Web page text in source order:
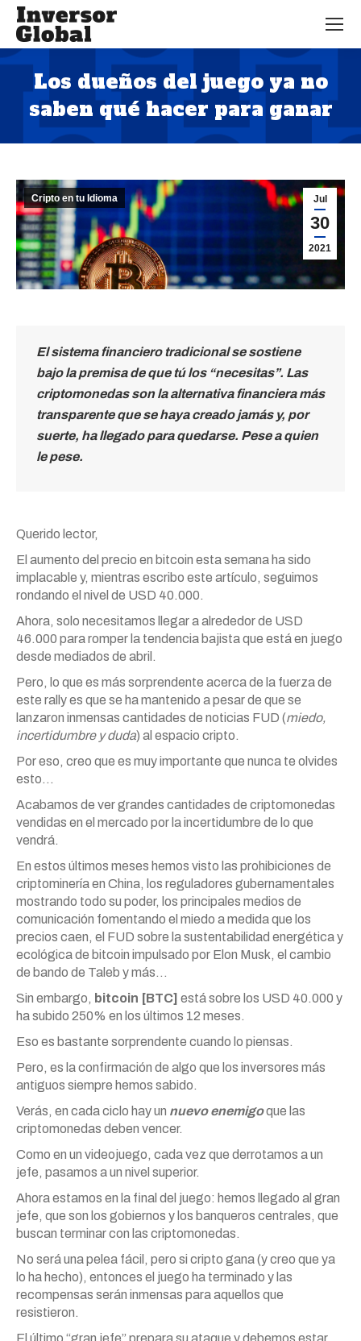
Los dueños del juego ya no
saben qué hacer para ganar
Estás aquí:
Jul
30
2021
Cripto en tu Idioma
El sistema financiero tradicional se sostiene
bajo la premisa de que tú los “necesitas”. Las
criptomonedas son la alternativa financiera más
transparente que se haya creado jamás y, por
suerte, ha llegado para quedarse. Pese a quien
le pese.
Querido lector,
El aumento del precio en bitcoin esta semana ha sido
implacable y, mientras escribo este artículo, seguimos
rondando el nivel de USD 40.000.
Ahora, solo necesitamos llegar a alrededor de USD
46.000 para romper la tendencia bajista que está en juego
desde mediados de abril.
Pero, lo que es más sorprendente acerca de la fuerza de
este rally es que se ha mantenido a pesar de que se
lanzaron inmensas cantidades de noticias FUD (miedo,
incertidumbre y duda) al espacio cripto.
Por eso, creo que es muy importante que nunca te olvides
esto…
Acabamos de ver grandes cantidades de criptomonedas
vendidas en el mercado por la incertidumbre de lo que
vendrá.
En estos últimos meses hemos visto las prohibiciones de
criptominería en China, los reguladores gubernamentales
mostrando todo su poder, los principales medios de
comunicación fomentando el miedo a medida que los
precios caen, el FUD sobre la sustentabilidad energética y
ecológica de bitcoin impulsado por Elon Musk, el cambio
de bando de Taleb y más…
Sin embargo, bitcoin [BTC] está sobre los USD 40.000 y
ha subido 250% en los últimos 12 meses.
Eso es bastante sorprendente cuando lo piensas.
Pero, es la confirmación de algo que los inversores más
antiguos siempre hemos sabido.
Verás, en cada ciclo hay un nuevo enemigoque las
criptomonedas deben vencer.
Como en un videojuego, cada vez que derrotamos a un
jefe, pasamos a un nivel superior.
Ahora estamos en la final del juego: hemos llegado al gran
jefe, que son los gobiernos y los banqueros centrales, que
buscan terminar con las criptomonedas.
No será una pelea fácil, pero si cripto gana (y creo que ya
lo ha hecho), entonces el juego ha terminado y las
recompensas serán inmensas para aquellos que
resistieron.
El último “gran jefe” prepara su ataque y debemos estar